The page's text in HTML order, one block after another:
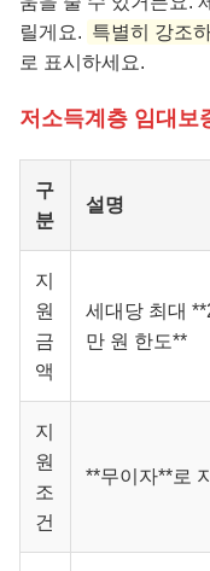
릴게요. 특별히 강조
로 표시하세요.
저소득계층 임대보
구
분
설명
지
원
금
액
세대당 최대
만 원 한도**
지
원
조
건
**무이자**로